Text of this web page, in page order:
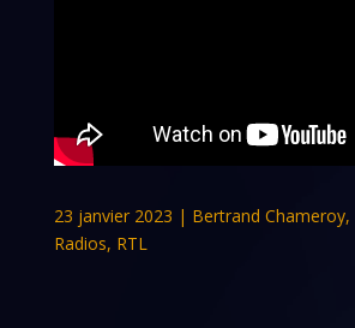
23 janvier 2023 | Bertrand Chameroy,
Radios, RTL